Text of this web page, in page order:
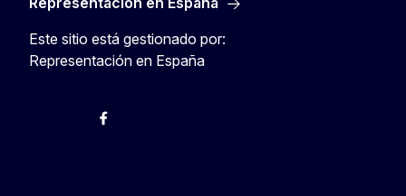
Este sitio está gestionado por:
Representación en España
@ComisionEuropea
Espacio Europa
Comisión Europea en España